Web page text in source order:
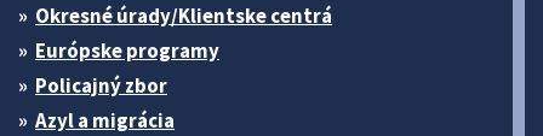
Okresné úrady/Klientske centrá
Európske programy
Policajný zbor
Azyl a migrácia